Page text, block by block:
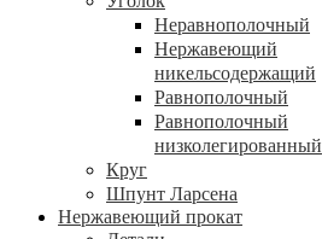
Неравнополочный
Нержавеющий
никельсодержащий
Равнополочный
Равнополочный
низколегированный
Круг
Шпунт Ларсена
Нержавеющий прокат